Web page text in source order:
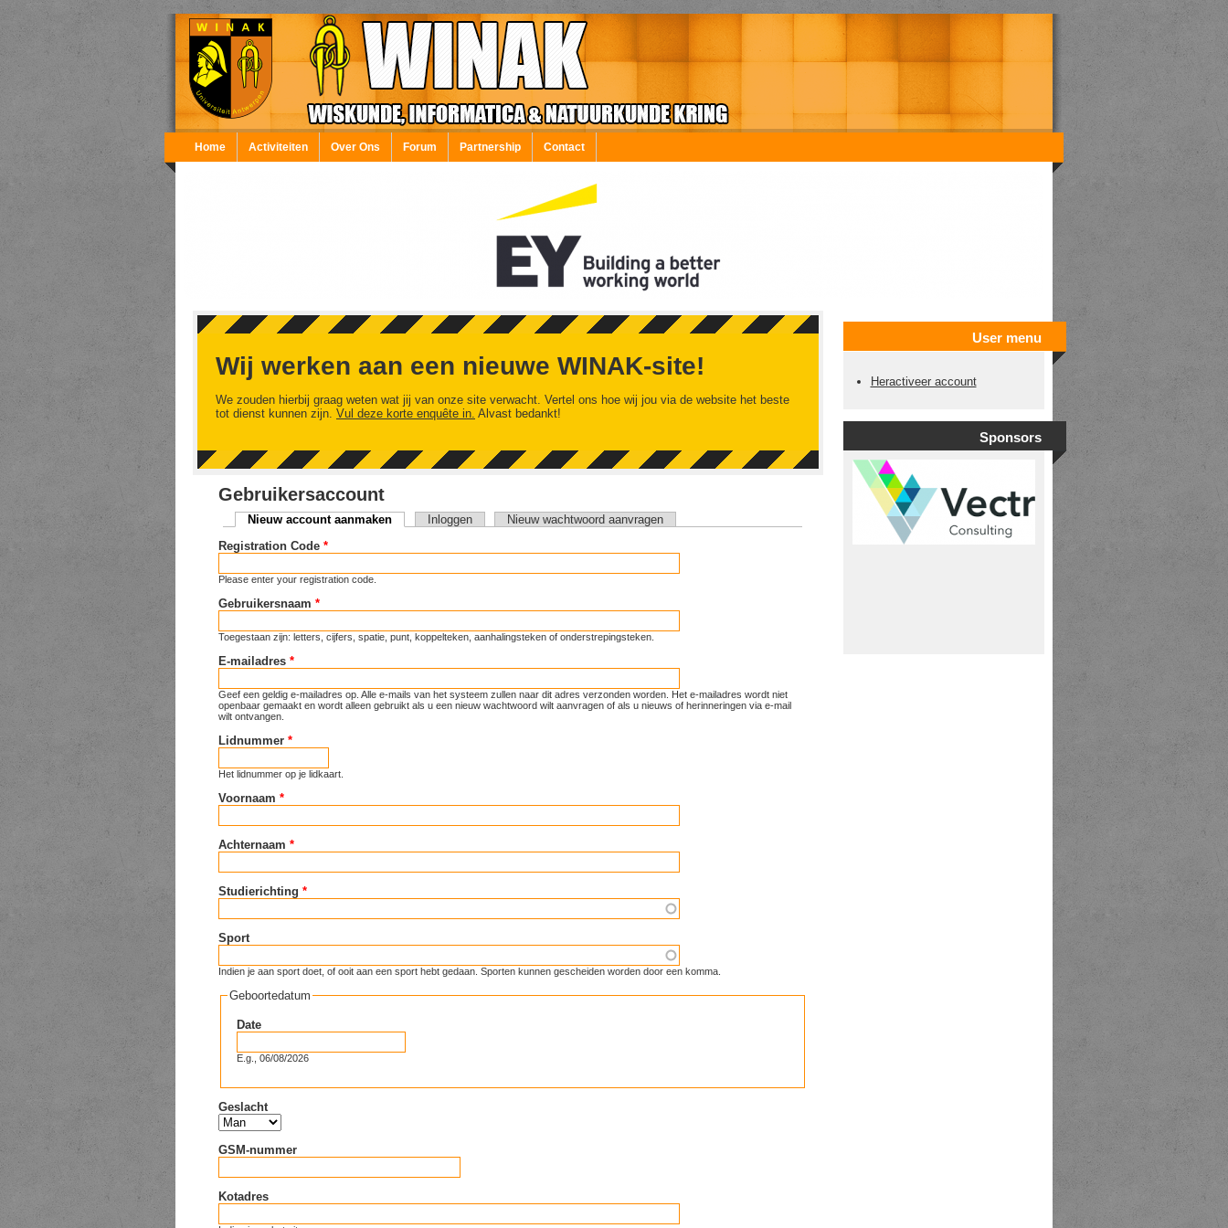
Overslaan en naar de inhoud gaan
Home Activiteiten Over Ons Forum Partnership Contact
Wij werken aan een nieuwe WINAK-site!
We zouden hierbij graag weten wat jij van onze site verwacht. Vertel ons hoe wij jou via de website het beste
tot dienst kunnen zijn. Vul deze korte enquête in. Alvast bedankt!
Gebruikersaccount
Primaire tabs
Nieuw account aanmaken (actieve tabblad)
Inloggen
Nieuw wachtwoord aanvragen
Registration Code *
Please enter your registration code.
Gebruikersnaam *
Toegestaan zijn: letters, cijfers, spatie, punt, koppelteken, aanhalingsteken of onderstrepingsteken.
E-mailadres *
Geef een geldig e-mailadres op. Alle e-mails van het systeem zullen naar dit adres verzonden worden. Het e-mailadres wordt niet
openbaar gemaakt en wordt alleen gebruikt als u een nieuw wachtwoord wilt aanvragen of als u nieuws of herinneringen via e-mail
wilt ontvangen.
Lidnummer *
Het lidnummer op je lidkaart.
Voornaam *
Achternaam *
Studierichting *
Sport
Indien je aan sport doet, of ooit aan een sport hebt gedaan. Sporten kunnen gescheiden worden door een komma.
Geboortedatum
Date
E.g., 06/08/2026
Geslacht
GSM-nummer
Kotadres
User menu
Heractiveer account
Sponsors